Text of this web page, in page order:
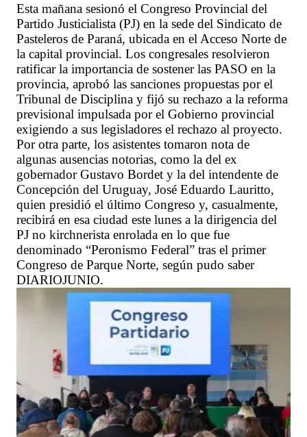
Esta mañana sesionó el Congreso Provincial del
Partido Justicialista (PJ) en la sede del Sindicato de
Pasteleros de Paraná, ubicada en el Acceso Norte de
la capital provincial. Los congresales resolvieron
ratificar la importancia de sostener las PASO en la
provincia, aprobó las sanciones propuestas por el
Tribunal de Disciplina y fijó su rechazo a la reforma
previsional impulsada por el Gobierno provincial
exigiendo a sus legisladores el rechazo al proyecto.
Por otra parte, los asistentes tomaron nota de
algunas ausencias notorias, como la del ex
gobernador Gustavo Bordet y la del intendente de
Concepción del Uruguay, José Eduardo Lauritto,
quien presidió el último Congreso y, casualmente,
recibirá en esa ciudad este lunes a la dirigencia del
PJ no kirchnerista enrolada en lo que fue
denominado “Peronismo Federal” tras el primer
Congreso de Parque Norte, según pudo saber
DIARIOJUNIO.